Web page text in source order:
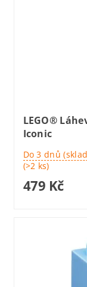
LEGO®
Iconic
Do 3 dnů
(>2 ks)
479 Kč